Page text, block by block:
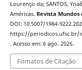
Lourenço da; SANTOS,
Américas. Revista Mundos
DOI: 10.5007/1984-
https://periodicos.ufsc.br/
. Acesso em: 6 ago. 2026.
Fomatos de Citação